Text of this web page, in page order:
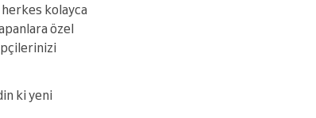
kolayca
özel
ki yeni